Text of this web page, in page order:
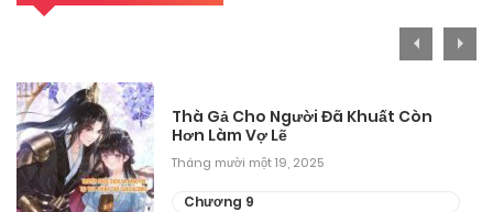
Tháng mười một 11, 2025
Chương 9
Tháng mười một 11, 2025
Thà Gả Cho Người Đã Khuất Còn
Hơn Làm Vợ Lẽ
Tháng mười một 19, 2025
Chương 9